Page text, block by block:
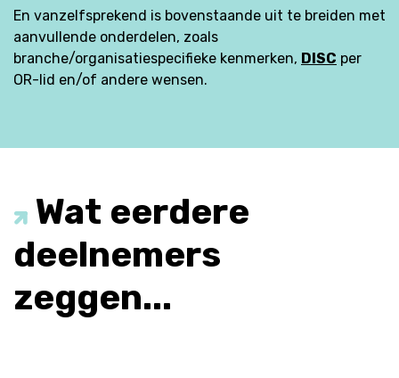
En vanzelfsprekend is bovenstaande uit te breiden met
aanvullende onderdelen, zoals
branche/organisatiespecifieke kenmerken, DISC per
OR-lid en/of andere wensen.
Wat eerdere
deelnemers
zeggen...